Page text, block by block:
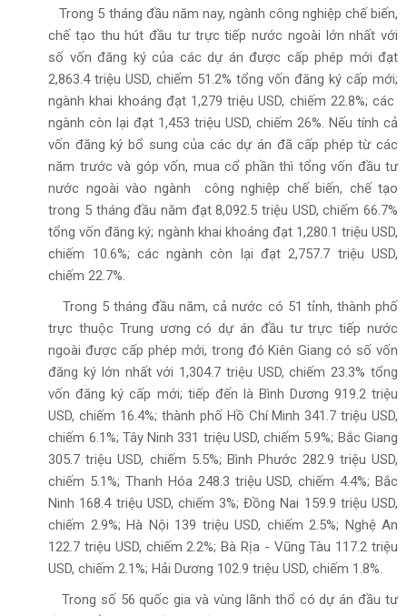
Trong 5 tháng đầu năm nay, ngành công nghiệp chế biến,
chế tạo thu hút đầu tư trực tiếp nước ngoài lớn nhất với
số vốn đăng ký của các dự án được cấp phép mới đạt
2,863.4 triệu USD, chiếm 51.2% tổng vốn đăng ký cấp mới;
ngành khai khoáng đạt 1,279 triệu USD, chiếm 22.8%; các
ngành còn lại đạt 1,453 triệu USD, chiếm 26%. Nếu tính cả
vốn đăng ký bổ sung của các dự án đã cấp phép từ các
năm trước và góp vốn, mua cổ phần thì tổng vốn đầu tư
nước ngoài vào ngành công nghiệp chế biến, chế tạo
trong 5 tháng đầu năm đạt 8,092.5 triệu USD, chiếm 66.7%
tổng vốn đăng ký; ngành khai khoáng đạt 1,280.1 triệu USD,
chiếm 10.6%; các ngành còn lại đạt 2,757.7 triệu USD,
chiếm 22.7%.
Trong 5 tháng đầu năm, cả nước có 51 tỉnh, thành phố
trực thuộc Trung ương có dự án đầu tư trực tiếp nước
ngoài được cấp phép mới, trong đó Kiên Giang có số vốn
đăng ký lớn nhất với 1,304.7 triệu USD, chiếm 23.3% tổng
vốn đăng ký cấp mới; tiếp đến là Bình Dương 919.2 triệu
USD, chiếm 16.4%; thành phố Hồ Chí Minh 341.7 triệu USD,
chiếm 6.1%; Tây Ninh 331 triệu USD, chiếm 5.9%; Bắc Giang
305.7 triệu USD, chiếm 5.5%; Bình Phước 282.9 triệu USD,
chiếm 5.1%; Thanh Hóa 248.3 triệu USD, chiếm 4.4%; Bắc
Ninh 168.4 triệu USD, chiếm 3%; Đồng Nai 159.9 triệu USD,
chiếm 2.9%; Hà Nội 139 triệu USD, chiếm 2.5%; Nghệ An
122.7 triệu USD, chiếm 2.2%; Bà Rịa - Vũng Tàu 117.2 triệu
USD, chiếm 2.1%; Hải Dương 102.9 triệu USD, chiếm 1.8%.
Trong số 56 quốc gia và vùng lãnh thổ có dự án đầu tư